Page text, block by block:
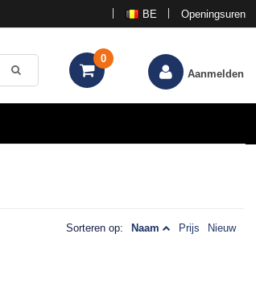
Openingsuren
BE
0
Aanmelden
Sorteren op: Naam Prijs Nieuw